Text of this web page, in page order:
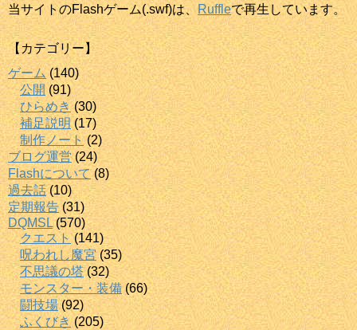
当サイトのFlashゲーム(.swf)は、 Ruffleで再生しています。
【カテゴリー】
ゲーム (140)
公開 (91)
ひらめき(30)
補足説明(17)
制作ノート (2)
ブログ運営(24)
Flashについて(8)
過去話(10)
定期報告 (31)
DQMSL (570)
クエスト(141)
呪われし魔宮(35)
不思議の塔(32)
モンスター・装備 (66)
闘技場(92)
ふくびき(205)